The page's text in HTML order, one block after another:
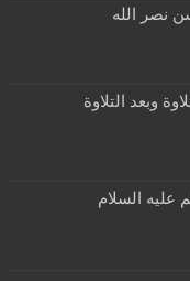
نصر الله
وبعد التلاوة
عليه السلام